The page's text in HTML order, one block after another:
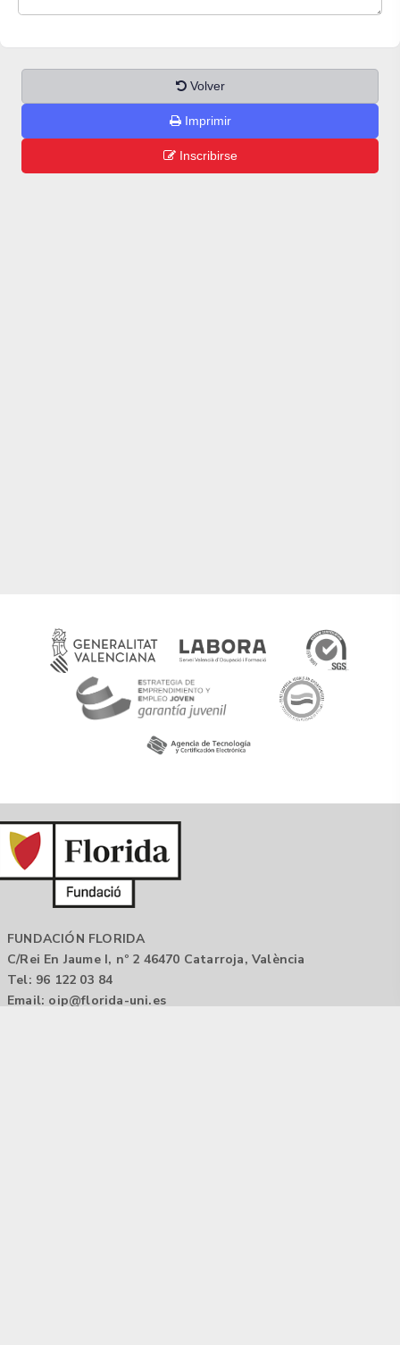
Volver
Imprimir
Inscribirse
FUNDACIÓN FLORIDA
C/Rei En Jaume I, nº 2 46470 Catarroja, València
Tel: 96 122 03 84
Email: oip@florida-uni.es